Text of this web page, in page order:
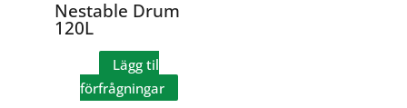
Nestable Drum
120L
Lägg til
förfrågningar